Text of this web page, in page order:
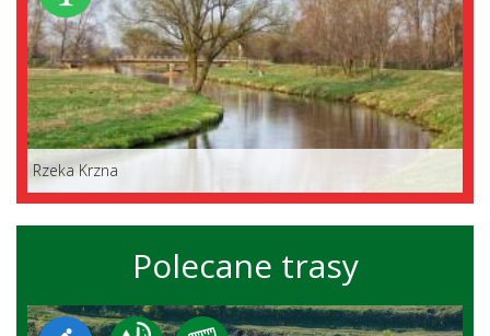
Rzeka Krzna
Polecane trasy